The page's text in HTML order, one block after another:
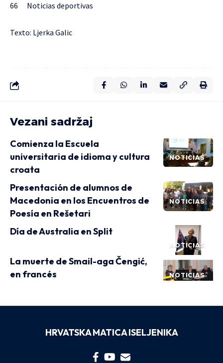
66 Noticias deportivas
Texto: Ljerka Galic
Vezani sadržaj
NOTICIAS
Comienza la Escuela
universitaria de idioma y cultura
croata
NOTICIAS
Presentación de alumnos de
Macedonia en los Encuentros de
Poesía en Rešetari
NOTICIAS
Día de Australia en Split
NOTICIAS
La muerte de Smail-aga Čengić,
en francés
HRVATSKA MATICA ISELJENIKA